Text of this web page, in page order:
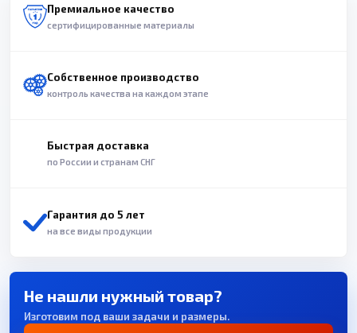
Премиальное качество
сертифицированные материалы
Собственное производство
контроль качества на каждом этапе
Быстрая доставка
по России и странам СНГ
Гарантия до 5 лет
на все виды продукции
Не нашли нужный товар?
Изготовим под ваши задачи и размеры.